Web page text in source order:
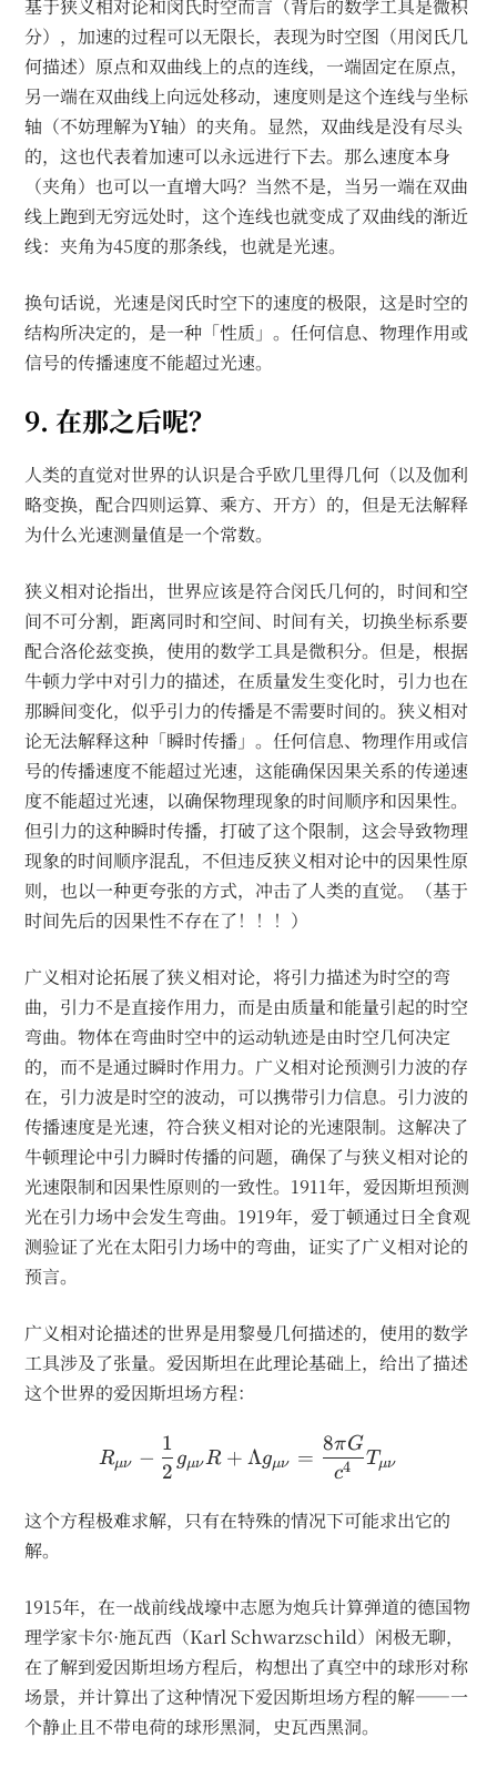
基于狭义相对论和闵氏时空而言（背后的数学工具是微积
分），加速的过程可以无限长，表现为时空图（用闵氏几
何描述）原点和双曲线上的点的连线，一端固定在原点，
另一端在双曲线上向远处移动，速度则是这个连线与坐标
轴（不妨理解为Y轴）的夹角。显然，双曲线是没有尽头
的，这也代表着加速可以永远进行下去。那么速度本身
（夹角）也可以一直增大吗？当然不是，当另一端在双曲
线上跑到无穷远处时，这个连线也就变成了双曲线的渐近
线：夹角为45度的那条线，也就是光速。
换句话说，光速是闵氏时空下的速度的极限，这是时空的
结构所决定的，是一种「性质」。任何信息、物理作用或
信号的传播速度不能超过光速。
9. 在那之后呢？
人类的直觉对世界的认识是合乎欧几里得几何（以及伽利
略变换，配合四则运算、乘方、开方）的，但是无法解释
为什么光速测量值是一个常数。
狭义相对论指出，世界应该是符合闵氏几何的，时间和空
间不可分割，距离同时和空间、时间有关，切换坐标系要
配合洛伦兹变换，使用的数学工具是微积分。但是，根据
牛顿力学中对引力的描述，在质量发生变化时，引力也在
那瞬间变化，似乎引力的传播是不需要时间的。狭义相对
论无法解释这种「瞬时传播」。任何信息、物理作用或信
号的传播速度不能超过光速，这能确保因果关系的传递速
度不能超过光速，以确保物理现象的时间顺序和因果性。
但引力的这种瞬时传播，打破了这个限制，这会导致物理
现象的时间顺序混乱，不但违反狭义相对论中的因果性原
则，也以一种更夸张的方式，冲击了人类的直觉。（基于
时间先后的因果性不存在了！！！）
广义相对论拓展了狭义相对论，将引力描述为时空的弯
曲，引力不是直接作用力，而是由质量和能量引起的时空
弯曲。物体在弯曲时空中的运动轨迹是由时空几何决定
的，而不是通过瞬时作用力。广义相对论预测引力波的存
在，引力波是时空的波动，可以携带引力信息。引力波的
传播速度是光速，符合狭义相对论的光速限制。这解决了
牛顿理论中引力瞬时传播的问题，确保了与狭义相对论的
光速限制和因果性原则的一致性。1911年，爱因斯坦预测
光在引力场中会发生弯曲。1919年，爱丁顿通过日全食观
测验证了光在太阳引力场中的弯曲，证实了广义相对论的
预言。
广义相对论描述的世界是用黎曼几何描述的，使用的数学
工具涉及了张量。爱因斯坦在此理论基础上，给出了描述
这个世界的爱因斯坦场方程：
\displaystyle R_{\mu\nu}-\frac{1}
{2}g_{\mu\nu}R +
{c^4}T_{\mu\nu}
Rμν −
2
1
gμν R + Λgμν =
c4
8πG
Tμν
这个方程极难求解，只有在特殊的情况下可能求出它的
解。
1915年，在一战前线战壕中志愿为炮兵计算弹道的德国物
理学家卡尔·施瓦西（Karl Schwarzschild）闲极无聊，
在了解到爱因斯坦场方程后，构想出了真空中的球形对称
场景，并计算出了这种情况下爱因斯坦场方程的解——一
个静止且不带电荷的球形黑洞，史瓦西黑洞。